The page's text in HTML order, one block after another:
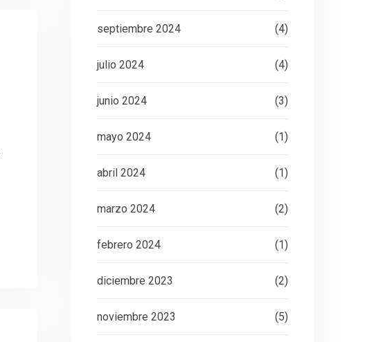
septiembre 2024 (4)
julio 2024 (4)
junio 2024 (3)
mayo 2024 (1)
abril 2024 (1)
marzo 2024 (2)
febrero 2024 (1)
diciembre 2023 (2)
noviembre 2023 (5)